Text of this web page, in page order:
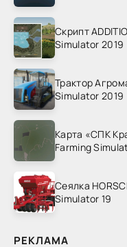
Скрипт
Simulator 2019
Трактор
Simulator 2019
Карта «СПК
Farming
Сеялка
Simulator 19
РЕКЛАМА